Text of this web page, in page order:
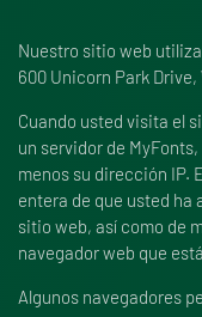
Nuestro sitio web
600 Unicorn Park Drive,
Cuando usted visita el
un servidor de
menos su dirección IP.
entera de que usted ha
sitio web, así como de
navegador web que
Algunos navegadores